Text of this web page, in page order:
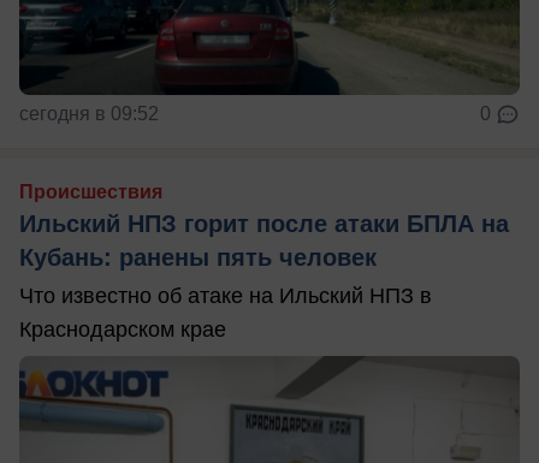
сегодня в 09:52 0
Происшествия
Ильский НПЗ горит после атаки БПЛА на
Кубань: ранены пять человек
Что известно об атаке на Ильский НПЗ в
Краснодарском крае